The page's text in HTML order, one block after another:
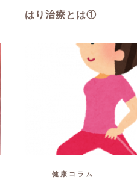
はり治療とは①
健康コラム